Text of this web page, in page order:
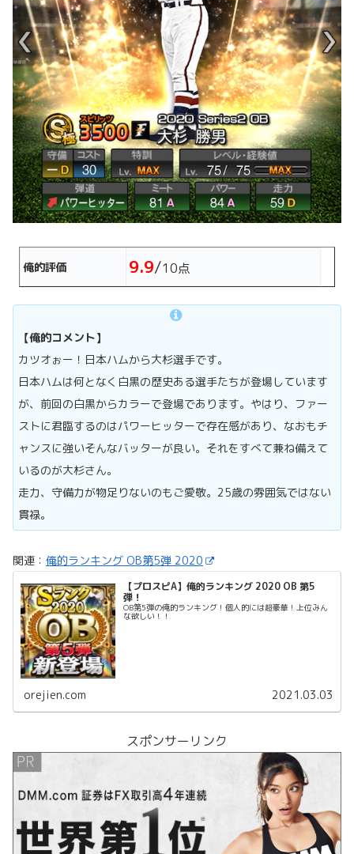
俺的評価 9.9/10点
【俺的コメント】
カツオぉー！日本ハムから大杉選手です。
日本ハムは何となく白黒の歴史ある選手たちが登場しています
が、前回の白黒からカラーで登場であります。やはり、ファー
ストに君臨するのはパワーヒッターで存在感があり、なおもチ
ャンスに強いそんなバッターが良い。それをすべて兼ね備えて
いるのが大杉さん。
走力、守備力が物足りないのもご愛敬。25歳の雰囲気ではない
貫禄。
関連： 俺的ランキング OB第5弾 2020
【プロスピA】俺的ランキング 2020 OB 第5
弾！
OB第5弾の俺的ランキング！個人的には超豪華！上位みん
な欲しい！！
orejien.com 2021.03.03
スポンサーリンク